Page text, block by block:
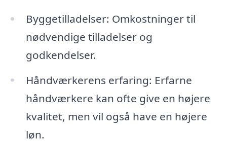
Byggetilladelser: Omkostninger til
nødvendige tilladelser og
godkendelser.
Håndværkerens erfaring: Erfarne
håndværkere kan ofte give en højere
kvalitet, men vil også have en højere
løn.